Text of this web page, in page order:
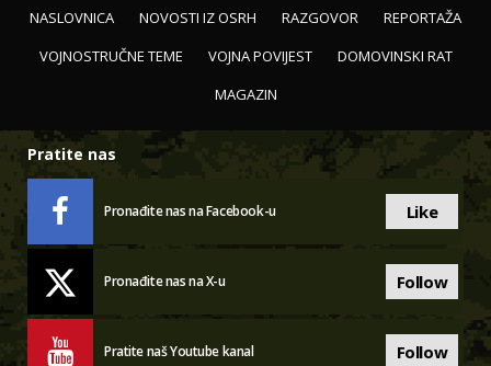
NASLOVNICA NOVOSTI IZ OSRH RAZGOVOR
REPORTAŽA
VOJNOSTRUČNE TEME
VOJNA POVIJEST
DOMOVINSKI RAT
MAGAZIN
Pratite nas
Pronađite nas na Facebook-u Like
Pronađite nas na X-u Follow
Pratite naš Youtube kanal Follow